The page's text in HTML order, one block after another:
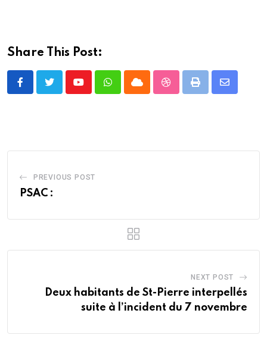
Share This Post:
YoutubeWhatsappCloud StumbleUpon
Print
Share
PREVIOUS POST
PSAC :
NEXT POST
Deux habitants de St-Pierre interpellés
suite à l’incident du 7 novembre